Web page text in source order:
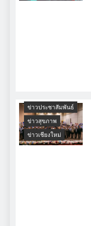
ข่าวประชาสัมพันธ์
ข่าวสุขภาพ
ข่าวเชียงใหม่